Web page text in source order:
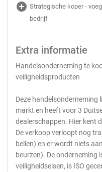
add_circle Strategische koper -
bedrijf
Extra informatie
Handelsonderneming te
veiligheidsproducten
Deze handelsonderneming
markt en heeft voor 3
dealerschappen. Hier kent
De verkoop verloopt nog
bellen) en er wordt niets
beurzen). De onderneming
veiligheidseisen, is ISO